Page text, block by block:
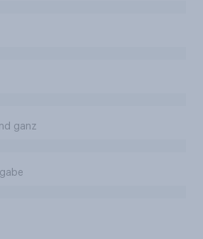
ganz